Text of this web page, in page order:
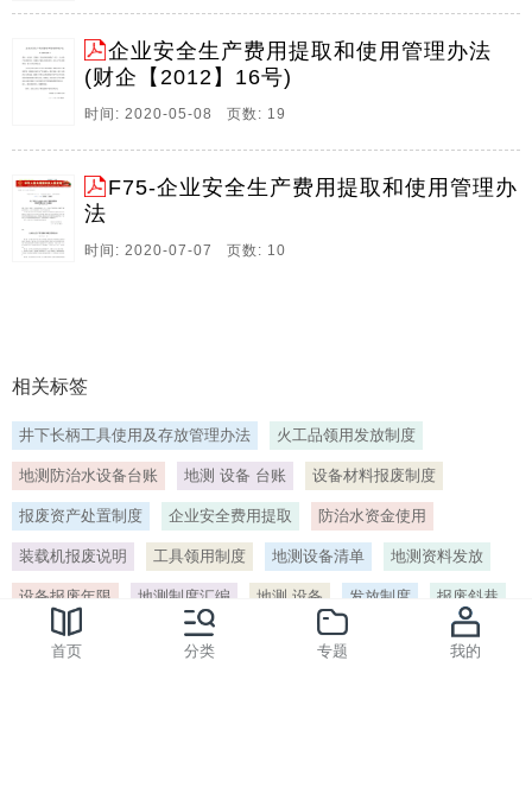
续（发票、合格证等）以及复印件； 摩托车发动机号复
印件； 摩托车、自行车4寸彩色整车照片一张； 本人
近。
13、手动电动工具的使用与安全,目 录,二、电动工具的
动工具种类,手工具的种类繁多，市面可买到的手动工具
五花门。 常见的包括：锤、凿、板钳、钳、锉刀、锯
子、螺丝、起子等。,手动工具的安全使用,微信订阅号：
重手工具 手动工具 手动工具根据用途可分为扳手类 钳
子类 螺丝刀类 卷尺类 锤子类 套筒类 切削类 剪刀类 组
套类 以及辅助类如工具车等 每种类别均有不同的型号
一般应用在特殊环境下作业 如易燃 易爆 极端恶劣条件
中 属于易耗品 动力手工具 可直接用手操作无需其他辅
助装置 以电能为动力的工具 如电钻 。
15、 手工具使用安全 及维修安全规范
SAFEUSETOOLS 安全生产管理 手工具的种类 1 手工具
的种类繁多 市面可买到的手工具五花八门 常见的包括
锤 凿 板钳 钳 锉刀 锯子 螺丝起子等 手动工具 活扳手的
企业安全生产费用提取和使用管理办法
(财企【2012】16号)
时间: 2020-05-08 页数: 19
F75-企业安全生产费用提取和使用管理办
法
时间: 2020-07-07 页数: 10
相关标签
井下长柄工具使用及存放管理办法 火工品领用发放制度
地测防治水设备台账 地测 设备 台账 设备材料报废制度
报废资产处置制度 企业安全费用提取 防治水资金使用
装载机报废说明 工具领用制度 地测设备清单 地测资料发放
设备报废年限 地测制度汇编 地测 设备 发放制度 报废斜巷
设备报废
首页 分类 专题 我的